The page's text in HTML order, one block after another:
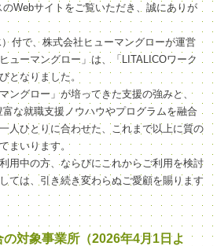
Webサイトをご覧いただき、誠にありが
付で、株式会社ヒューマングローが運営
ューマングロー」は、「LITALICOワーク
となりました。
ングロー」が培ってきた支援の強みと、
な就職支援ノウハウやプログラムを融合
人ひとりに合わせた、これまで以上に質の
まいります。
用中の方、ならびにこれからご利用を検討
ては、引き続き変わらぬご愛顧を賜ります
対象事業所（2026年4月1日よ